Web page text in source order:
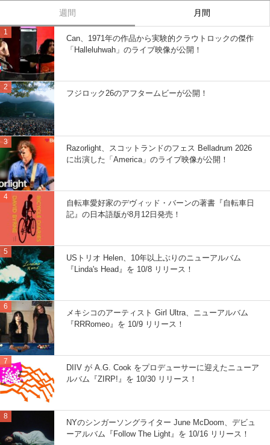
週間 月間
Can、1971年の作品から実験的クラウトロックの傑作
「Halleluhwah」のライブ映像が公開！
フジロック26のアフタームビーが公開！
Razorlight、スコットランドのフェス Belladrum 2026
に出演した「America」のライブ映像が公開！
自転車愛好家のデヴィッド・バーンの著書『自転車日
記』の日本語版が8月12日発売！
USトリオ Helen、10年以上ぶりのニューアルバム
『Linda's Head』を 10/8 リリース！
メキシコのアーティスト Girl Ultra、ニューアルバム
『RRRomeo』を 10/9 リリース！
DIIV が A.G. Cook をプロデューサーに迎えたニューア
ルバム『ZIRP!』を 10/30 リリース！
NYのシンガーソングライター June McDoom、デビュ
ーアルバム『Follow The Light』を 10/16 リリース！